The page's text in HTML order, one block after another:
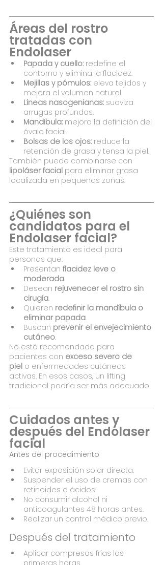
Áreas del rostro
tratadas con
Endolaser
Papada y cuello: redefine el
contorno y elimina la flacidez.
Mejillas y pómulos: eleva tejidos y
mejora el volumen natural.
Líneas nasogenianas: suaviza
arrugas profundas.
Mandíbula: mejora la definición del
óvalo facial.
Bolsas de los ojos: reduce la
retención de grasa y tensa la piel.
También puede combinarse con
lipoláser facial para eliminar grasa
localizada en pequeñas zonas.
¿Quiénes son
candidatos para el
Endolaser facial?
Este tratamiento es ideal para
personas que:
Presentan flacidez leve o
moderada.
Desean rejuvenecer el rostro sin
cirugía.
Quieren redefinir la mandíbula o
eliminar papada.
Buscan prevenir el envejecimiento
cutáneo.
No está recomendado para
pacientes con exceso severo de
piel o enfermedades cutáneas
activas. En esos casos, un lifting
tradicional podría ser más adecuado.
Cuidados antes y
después del Endolaser
facial
Antes del procedimiento
Evitar exposición solar directa.
Suspender el uso de cremas con
retinoides o ácidos.
No consumir alcohol ni
anticoagulantes 48 horas antes.
Realizar un control médico previo.
Después del tratamiento
Aplicar compresas frías las
primeras horas.